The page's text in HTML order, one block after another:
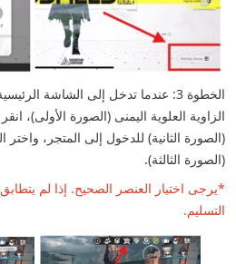
الخطوة 3: عندما تدخل إلى الشاشة
الزاوية العلوية اليمنى (الصورة الأولى)،
(الصورة الثانية) للدخول إلى المتجر،
(الصورة الثالثة).
*يرجى اختيار العنصر الصحيح. إذا لم
التسليم.